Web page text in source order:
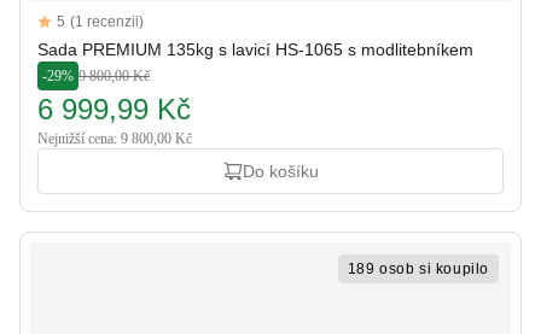
Reviews
5 out of 5 stars
5 (1 recenzii)
Sada PREMIUM 135kg s lavicí HS-1065 s modlitebníkem
-29% 9 800,00 Kč
6 999,99 Kč
Nejnižší cena: 9 800,00 Kč
Do košíku
189 osob si koupilo